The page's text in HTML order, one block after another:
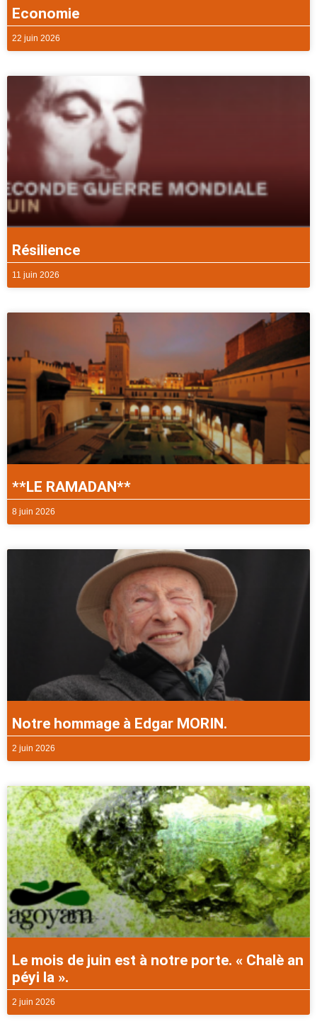
Economie
22 juin 2026
Résilience
11 juin 2026
**LE RAMADAN**
8 juin 2026
Notre hommage à Edgar MORIN.
2 juin 2026
Le mois de juin est à notre porte. « Chalè an
péyi la ».
2 juin 2026